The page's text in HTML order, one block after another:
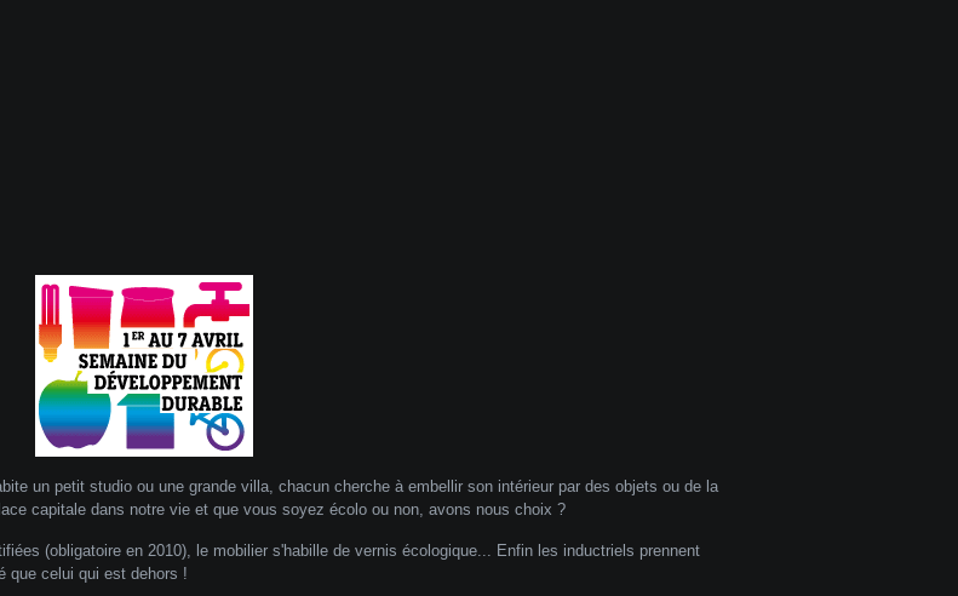
un petit studio ou une grande villa, chacun cherche à embellir son intérieur par des objets ou de la
capitale dans notre vie et que vous soyez écolo ou non, avons nous choix ?
(obligatoire en 2010), le mobilier s'habille de vernis écologique... Enfin les inductriels prennent
que celui qui est dehors !